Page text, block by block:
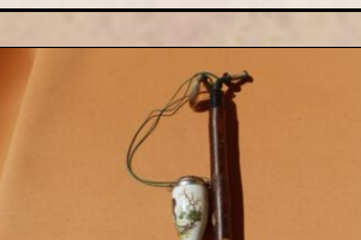
„Pöschl-Schmalzler“